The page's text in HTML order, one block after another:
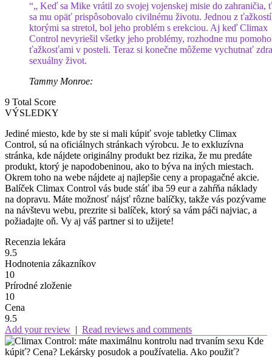
“„ Keď sa Mike vrátil zo svojej vojenskej misie do zahraničia,
sa mu opäť prispôsobovalo civilnému životu. Jednou z
ktorými sa stretol, bol jeho problém s erekciou. Aj keď Climax
Control nevyriešil všetky jeho problémy, rozhodne mu
ťažkosťami v posteli. Teraz si konečne môžeme vychutnať
sexuálny život.
Tammy Monroe:
9 Total Score
VÝSLEDKY
Jediné miesto, kde by ste si mali kúpiť svoje tabletky Climax
Control, sú na oficiálnych stránkach výrobcu. Je to exkluzívna
stránka, kde nájdete originálny produkt bez rizika, že mu predáte
produkt, ktorý je napodobeninou, ako to býva na iných miestach.
Okrem toho na webe nájdete aj najlepšie ceny a propagačné akcie.
Balíček Climax Control vás bude stáť iba 59 eur a zahŕňa náklady
na dopravu. Máte možnosť nájsť rôzne balíčky, takže vás pozývame
na návštevu webu, prezrite si balíček, ktorý sa vám páči najviac, a
požiadajte oň. Vy aj váš partner si to užijete!
Recenzia lekára
9.5
Hodnotenia zákazníkov
10
Prírodné zloženie
10
Cena
9.5
Add your review | Read reviews and comments